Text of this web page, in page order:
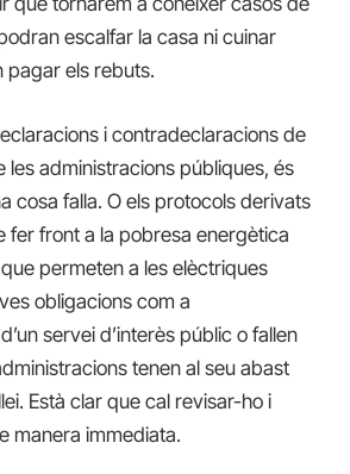
escalfar la casa ni cuinar
pagar els rebuts.
i contradeclaracions de
les administracions públiques, és
cosa falla. O els protocols derivats
fer front a la pobresa energètica
permeten a les elèctriques
obligacions com a
servei d’interès públic o fallen
tenen al seu abast
Està clar que cal revisar-ho i
manera immediata.